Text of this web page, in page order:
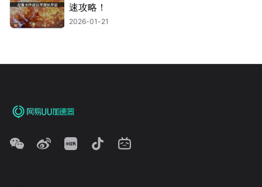
速攻略！
2026-01-21